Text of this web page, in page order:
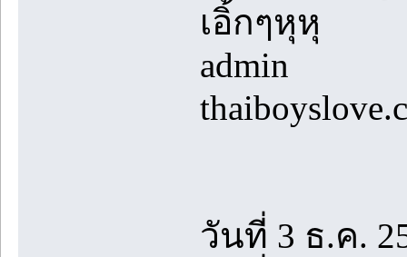
เอิ้กๆหุหุ
admin
วันที่ 3 ธ.ค.